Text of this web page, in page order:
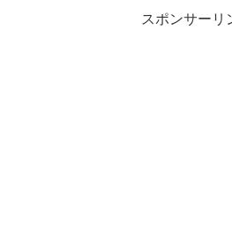
スポンサーリ